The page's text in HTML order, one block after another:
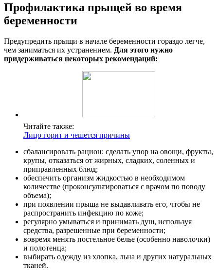
Профилактика прыщей во время
беременности
Предупредить прыщи в начале беременности гораздо легче,
чем заниматься их устранением. Для этого нужно
придерживаться некоторых рекомендаций:
Читайте также:
Лицо горит и чешется причины
сбалансировать рацион: сделать упор на овощи, фрукты,
крупы, отказаться от жирных, сладких, соленных и
приправленных блюд;
обеспечить организм жидкостью в необходимом
количестве (проконсультироваться с врачом по поводу
объема);
при появлении прыща не выдавливать его, чтобы не
распространить инфекцию по коже;
регулярно умываться и принимать душ, используя
средства, разрешенные при беременности;
вовремя менять постельное белье (особенно наволочки)
и полотенца;
выбирать одежду из хлопка, льна и других натуральных
тканей.